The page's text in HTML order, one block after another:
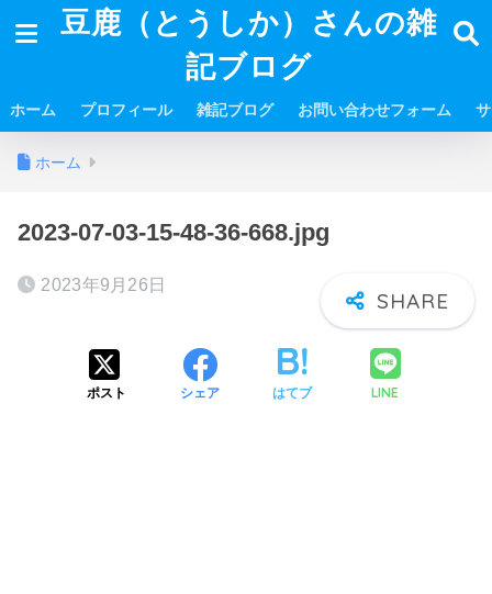
豆鹿（とうしか）さんの雑
記ブログ
ホーム プロフィール 雑記ブログ お問い合わせフォーム
ホーム
2023-07-03-15-48-36-668.jpg
2023年9月26日
ポスト シェア はてブ LINE